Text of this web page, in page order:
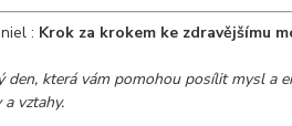
: Krok za krokem ke zdravějšímu
den, která vám pomohou posílit mysl a
vztahy.